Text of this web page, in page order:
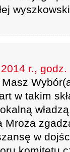
r., godz.
w takim
Mroza
w